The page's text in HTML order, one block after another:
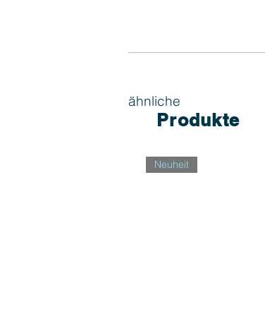
ähnliche
Produkte
Neuheit